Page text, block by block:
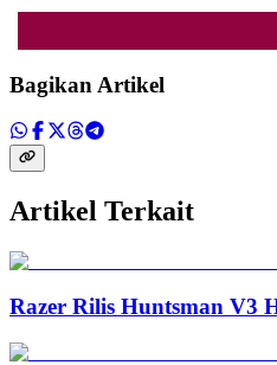
Bagikan Artikel
Artikel Terkait
Razer Rilis Huntsman V3